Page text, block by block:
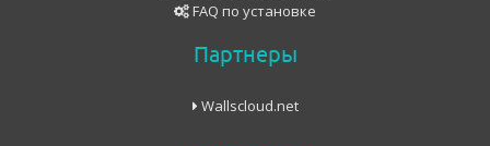
FAQ по установке
Партнеры
Wallscloud.net